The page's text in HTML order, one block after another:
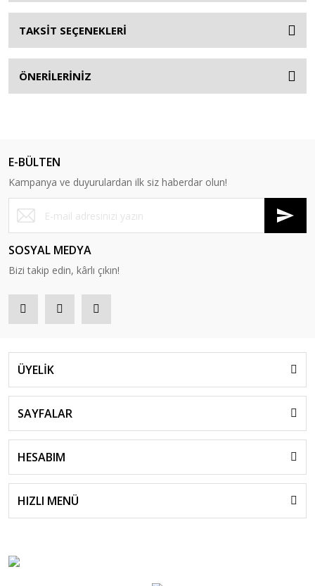
TAKSİT SEÇENEKLERİ
ÖNERİLERİNİZ
E-BÜLTEN
Kampanya ve duyurulardan ilk siz haberdar olun!
SOSYAL MEDYA
Bizi takip edin, kârlı çıkın!
ÜYELİK
SAYFALAR
HESABIM
HIZLI MENÜ